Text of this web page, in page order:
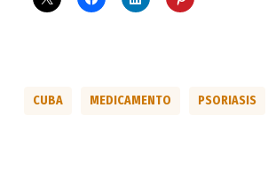
CUBA MEDICAMENTO PSORIASIS